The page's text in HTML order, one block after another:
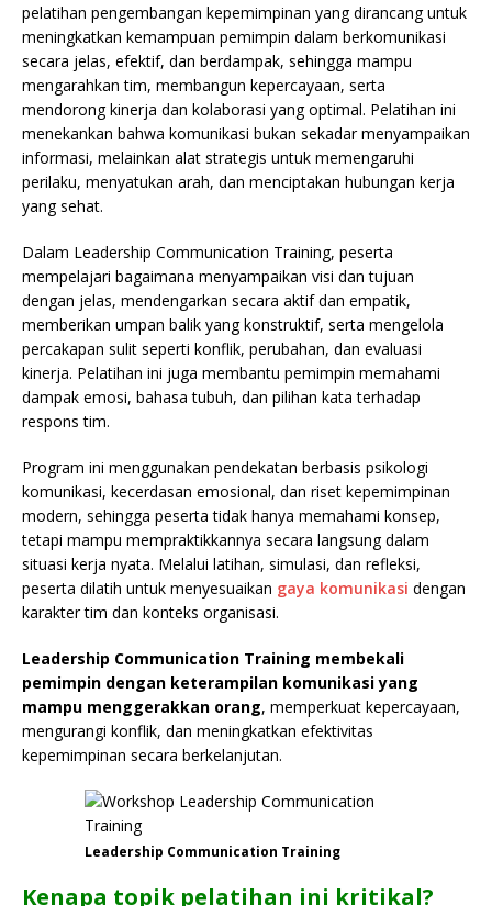
pelatihan pengembangan kepemimpinan yang dirancang untuk
meningkatkan kemampuan pemimpin dalam berkomunikasi
secara jelas, efektif, dan berdampak, sehingga mampu
mengarahkan tim, membangun kepercayaan, serta
mendorong kinerja dan kolaborasi yang optimal. Pelatihan ini
menekankan bahwa komunikasi bukan sekadar menyampaikan
informasi, melainkan alat strategis untuk memengaruhi
perilaku, menyatukan arah, dan menciptakan hubungan kerja
yang sehat.
Dalam Leadership Communication Training, peserta
mempelajari bagaimana menyampaikan visi dan tujuan
dengan jelas, mendengarkan secara aktif dan empatik,
memberikan umpan balik yang konstruktif, serta mengelola
percakapan sulit seperti konflik, perubahan, dan evaluasi
kinerja. Pelatihan ini juga membantu pemimpin memahami
dampak emosi, bahasa tubuh, dan pilihan kata terhadap
respons tim.
Program ini menggunakan pendekatan berbasis psikologi
komunikasi, kecerdasan emosional, dan riset kepemimpinan
modern, sehingga peserta tidak hanya memahami konsep,
tetapi mampu mempraktikkannya secara langsung dalam
situasi kerja nyata. Melalui latihan, simulasi, dan refleksi,
peserta dilatih untuk menyesuaikan gaya komunikasi dengan
karakter tim dan konteks organisasi.
Leadership Communication Training membekali
pemimpin dengan keterampilan komunikasi yang
mampu menggerakkan orang, memperkuat kepercayaan,
mengurangi konflik, dan meningkatkan efektivitas
kepemimpinan secara berkelanjutan.
Leadership Communication Training
Kenapa topik pelatihan ini kritikal?